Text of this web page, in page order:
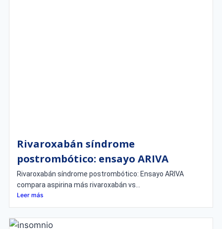
Rivaroxabán síndrome
postrombótico: ensayo ARIVA
Rivaroxabán síndrome postrombótico: Ensayo ARIVA
compara aspirina más rivaroxabán vs...
Leer más